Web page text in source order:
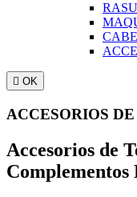
 OK
ACCESORIOS
Accesorios de
Complementos